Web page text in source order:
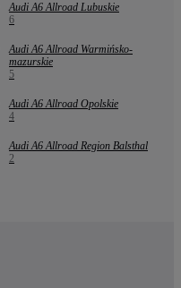
Audi A6 Allroad Lubuskie
6
Audi A6 Allroad Warmińsko-
mazurskie
5
Audi A6 Allroad Opolskie
4
Audi A6 Allroad Region Balsthal
2